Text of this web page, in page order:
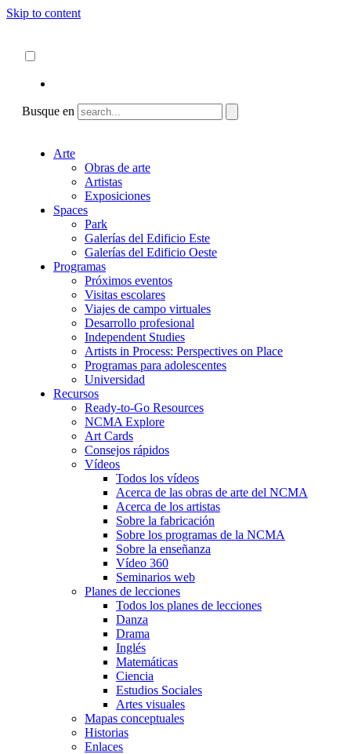
Skip to content
Busque en
Arte
Obras de arte
Artistas
Exposiciones
Spaces
Park
Galerías del Edificio Este
Galerías del Edificio Oeste
Programas
Próximos eventos
Visitas escolares
Viajes de campo virtuales
Desarrollo profesional
Independent Studies
Artists in Process: Perspectives on Place
Programas para adolescentes
Universidad
Recursos
Ready-to-Go Resources
NCMA Explore
Art Cards
Consejos rápidos
Vídeos
Todos los vídeos
Acerca de las obras de arte del NCMA
Acerca de los artistas
Sobre la fabricación
Sobre los programas de la NCMA
Sobre la enseñanza
Vídeo 360
Seminarios web
Planes de lecciones
Todos los planes de lecciones
Danza
Drama
Inglés
Matemáticas
Ciencia
Estudios Sociales
Artes visuales
Mapas conceptuales
Historias
Enlaces